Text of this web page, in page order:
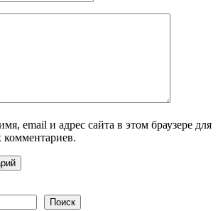
email и адрес сайта в этом браузере для
Поиск